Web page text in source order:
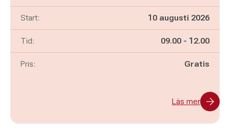
Start: 10 augusti 2026
Tid: Pågår mellan
09.00 - och
12.00
Pris: Gratis
Läs mer